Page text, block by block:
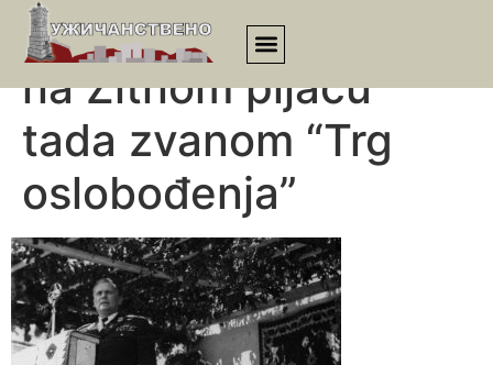
Tito govori u Užicu
na Žitnom pijacu
tada zvanom “Trg
oslobođenja”